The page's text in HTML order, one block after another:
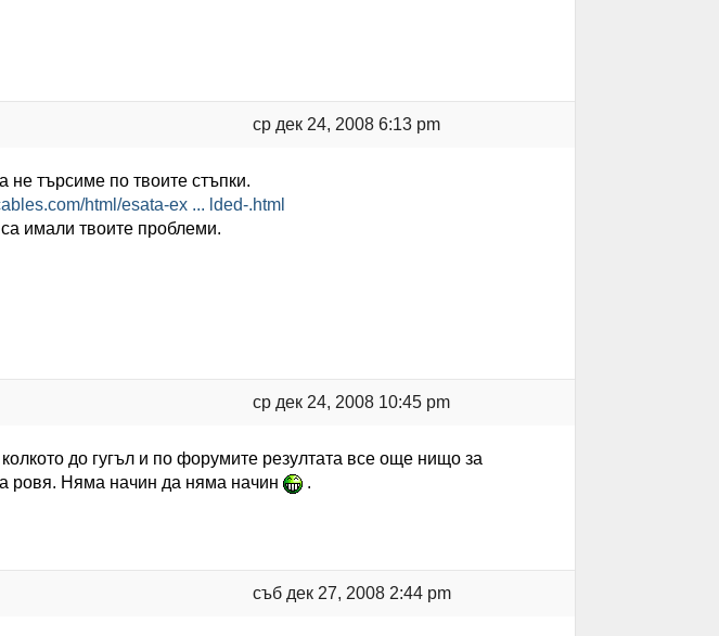
ср дек 24, 2008 6:13 pm
не търсиме по твоите стъпки.
html/esata-ex ... lded-.html
имали твоите проблеми.
ср дек 24, 2008 10:45 pm
до гугъл и по форумите резултата все още нищо за
ровя. Няма начин да няма начин
.
съб дек 27, 2008 2:44 pm